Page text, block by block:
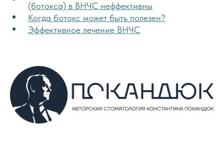
(ботокса) в ВНЧС неффективны
Когда ботокс может быть полезен?
Эффективное лечение ВНЧС